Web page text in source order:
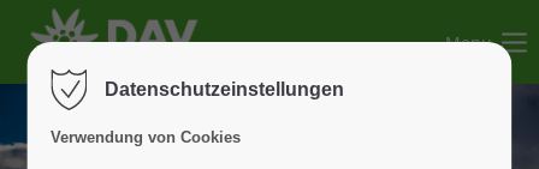
Der Eintrag "offcanvas-col2" existiert leider nicht.
Menu
Datenschutzeinstellungen
Verwendung von Cookies